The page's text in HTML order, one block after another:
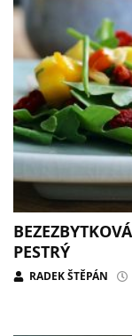
PESTRÝ
RADEK ŠTĚPÁN